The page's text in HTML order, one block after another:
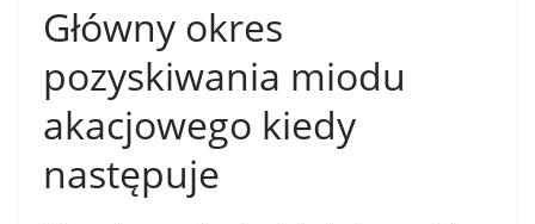
Główny okres
pozyskiwania miodu
akacjowego kiedy
następuje